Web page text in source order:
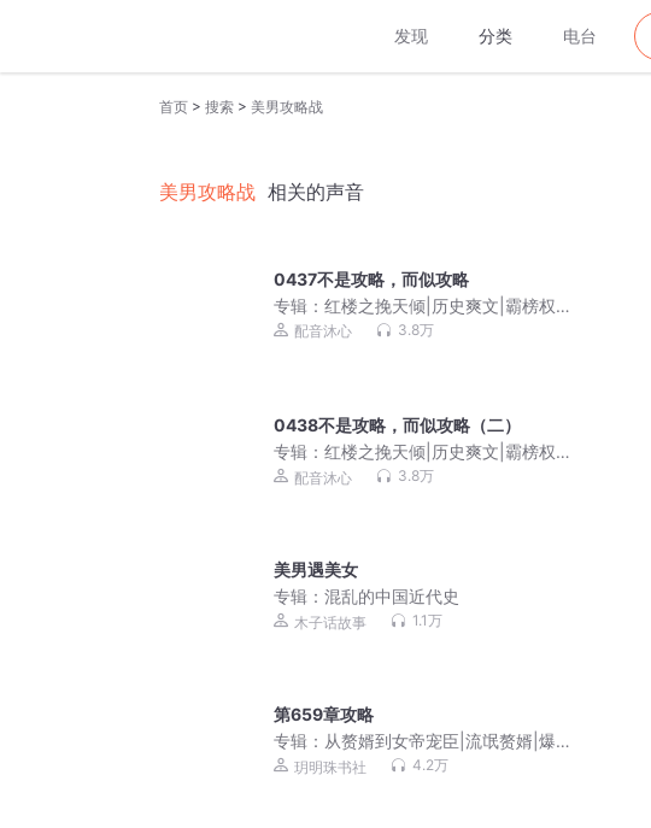
发现 分类 电台
首页 > 搜索 > 美男攻略战
美男攻略战 相关的声音
0437不是攻略，而似攻略
专辑： 红楼之挽天倾|历史爽文|霸榜权
谋|多人有声剧|VIP免费
配音沐心 3.8万
0438不是攻略，而似攻略（二）
专辑： 红楼之挽天倾|历史爽文|霸榜权
谋|多人有声剧|VIP免费
配音沐心 3.8万
美男遇美女
专辑： 混乱的中国近代史
木子话故事 1.1万
第659章攻略
专辑： 从赘婿到女帝宠臣|流氓赘婿|爆笑
脑洞|多人精品
玥明珠书社 4.2万